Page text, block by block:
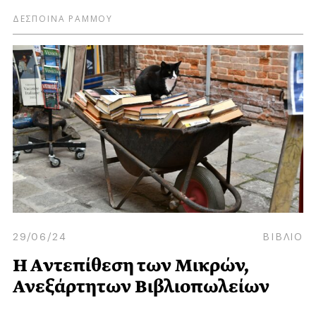
ΔΕΣΠΟΙΝΑ ΡΑΜΜΟΥ
29/06/24 ΒΙΒΛΙΟ
H Aντεπίθεση των Μικρών,
Ανεξάρτητων Βιβλιοπωλείων